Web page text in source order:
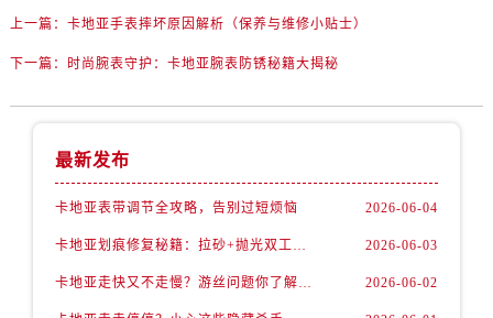
上一篇： 卡地亚手表摔坏原因解析（保养与维修小贴士）
下一篇： 时尚腕表守护：卡地亚腕表防锈秘籍大揭秘
最新发布
卡地亚表带调节全攻略，告别过短烦恼 2026-06-04
2026-06-03
2026-06-02